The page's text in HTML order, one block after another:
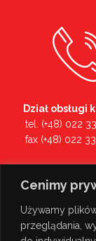
Cenimy
Używamy
przeglądania,
Dział obsługi
tel. (+48) 022
fax (+48) 022
tel. (+48) 022